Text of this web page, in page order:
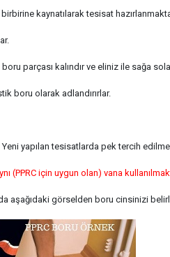
kaynatılarak tesisat
parçası kalındır ve eliniz ile sağa
boru olarak adlandırırlar.
yapılan tesisatlarda pek tercih
(PPRC için uygun olan) vana
aşağıdaki görselden boru cinsinizi